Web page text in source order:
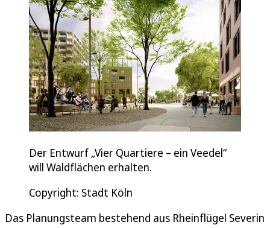
Der Entwurf „Vier Quartiere – ein Veedel“
will Waldflächen erhalten.
Copyright: Stadt Köln
Das Planungsteam bestehend aus Rheinflügel Severin